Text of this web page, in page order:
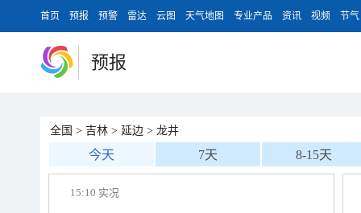
首页 预报 预警 雷达 云图 天气地图 专业产品 资讯 视频 节气
预报
全国 > 吉林 > 延边 > 龙井
今天 7天 8-15天
15:10 实况